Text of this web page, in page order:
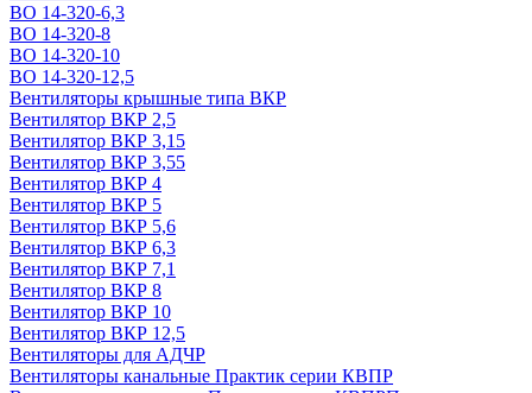
ВО 14-320-6,3
ВО 14-320-8
ВО 14-320-10
ВО 14-320-12,5
Вентиляторы крышные типа ВКР
Вентилятор ВКР 2,5
Вентилятор ВКР 3,15
Вентилятор ВКР 3,55
Вентилятор ВКР 4
Вентилятор ВКР 5
Вентилятор ВКР 5,6
Вентилятор ВКР 6,3
Вентилятор ВКР 7,1
Вентилятор ВКР 8
Вентилятор ВКР 10
Вентилятор ВКР 12,5
Вентиляторы для АДЧР
Вентиляторы канальные Практик серии КВПР